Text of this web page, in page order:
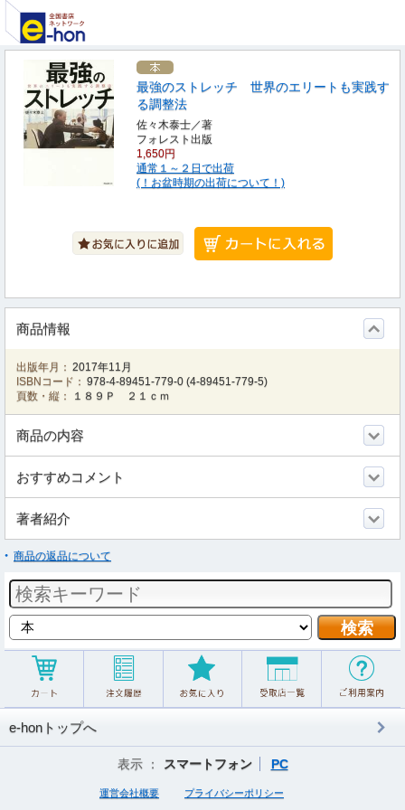
最強のストレッチ 世界のエリートも実践す
る調整法
佐々木泰士／著
フォレスト出版
1,650円
通常１～２日で出荷
(！お盆時期の出荷について！)
商品情報
出版年月： 2017年11月
ISBNコード： 978-4-89451-779-0 (4-89451-779-5)
頁数・縦：
１８９Ｐ ２１ｃｍ
商品の内容
おすすめコメント
著者紹介
商品の返品について
e-honトップへ
表示 ： スマートフォン PC
運営会社概要 プライバシーポリシー